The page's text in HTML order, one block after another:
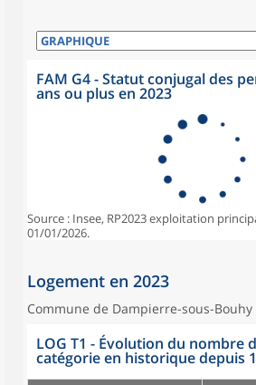
FAM G4 - Statut conjugal des
ans ou plus en 2023
Source : Insee, RP2023 exploitation
01/01/2026.
Logement en 2023
Commune de Dampierre-sous-Bouhy
LOG T1 - Évolution du nombre
catégorie en historique depuis